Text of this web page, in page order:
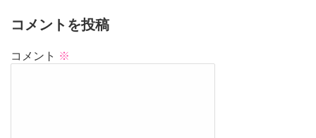
コメントを投稿
コメント ※